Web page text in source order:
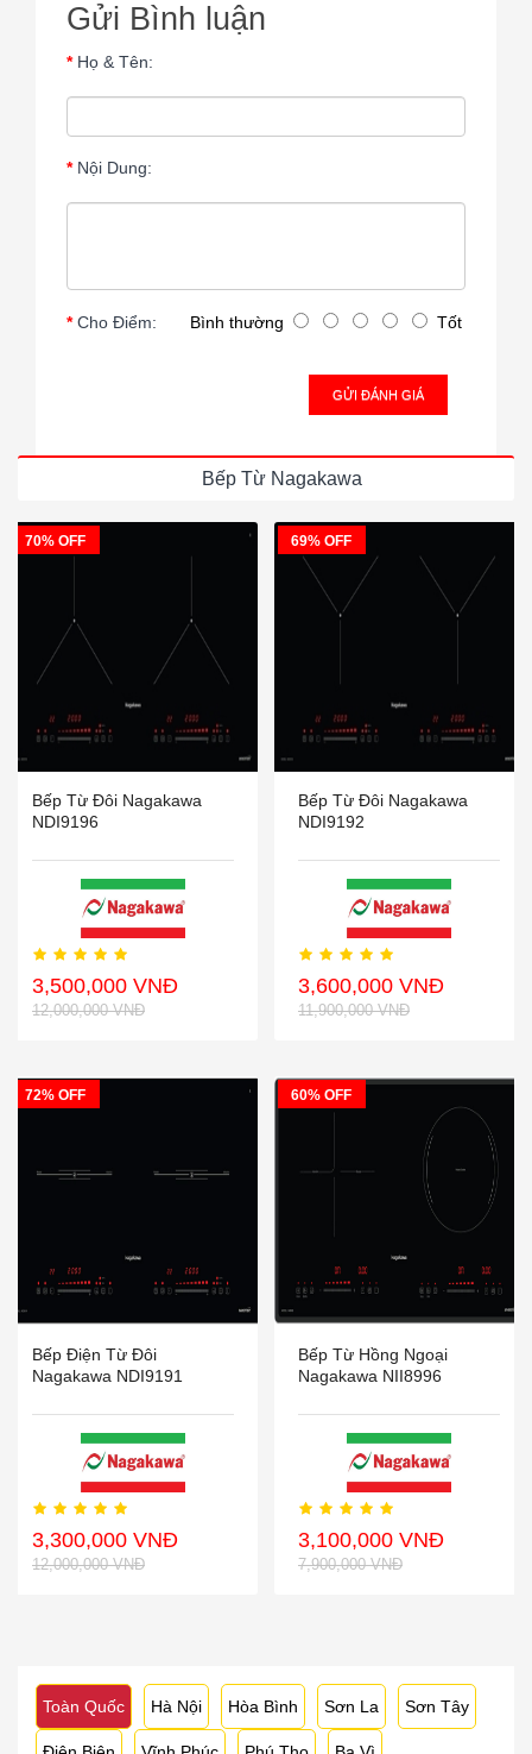
Gửi Bình luận
Họ & Tên:
Nội Dung:
Cho Điểm: Bình thường Tốt
GỬI ĐÁNH GIÁ
Bếp Từ Nagakawa
70% OFF
Bếp Từ Đôi Nagakawa
NDI9196
3,500,000 VNĐ
12,000,000 VNĐ
69% OFF
Bếp Từ Đôi Nagakawa
NDI9192
3,600,000 VNĐ
11,900,000 VNĐ
72% OFF
Bếp Điện Từ Đôi
Nagakawa NDI9191
3,300,000 VNĐ
12,000,000 VNĐ
60% OFF
Bếp Từ Hồng Ngoại
Nagakawa NII8996
3,100,000 VNĐ
7,900,000 VNĐ
Toàn Quốc Hà Nội Hòa Bình Sơn La Sơn Tây